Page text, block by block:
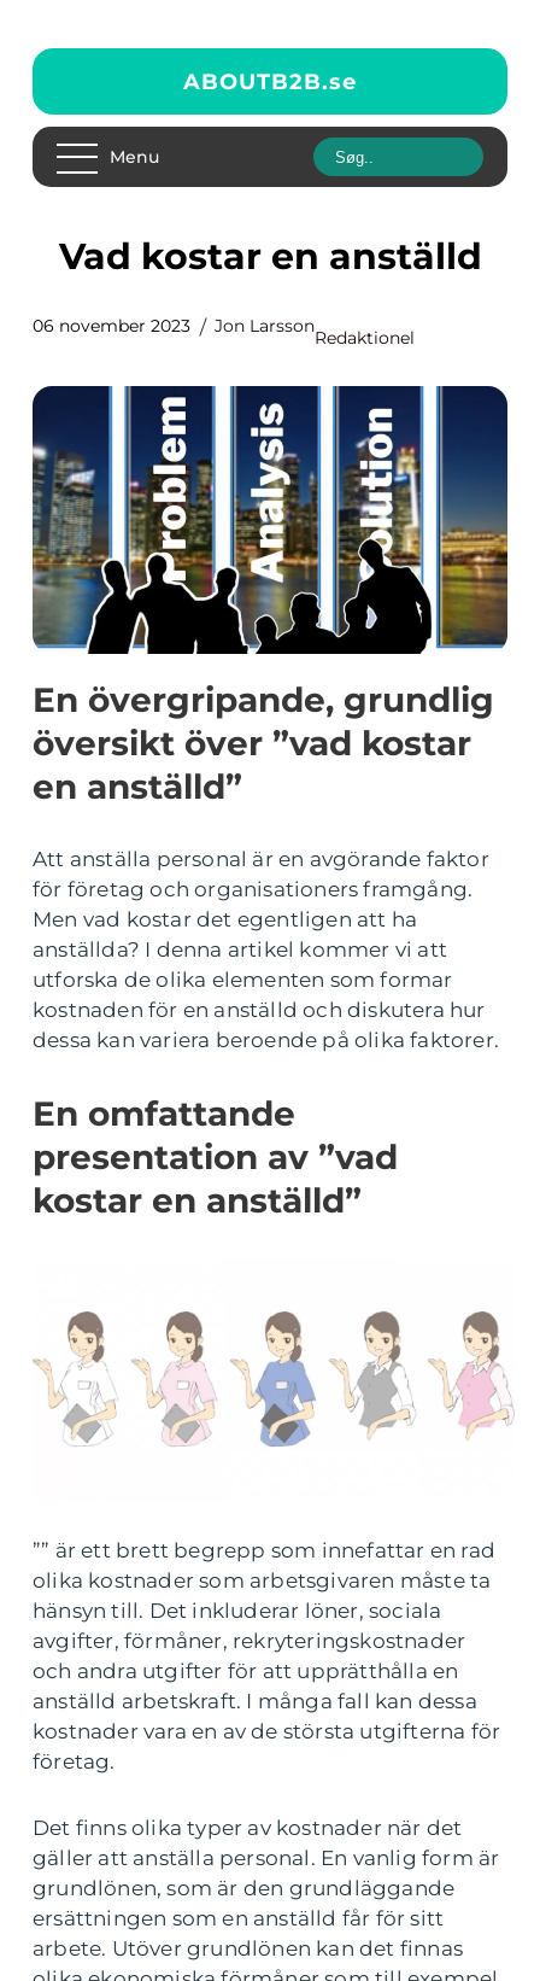
ABOUTB2B.se
Menu
Vad kostar en anställd
06 november 2023 Jon Larsson
Redaktionel
En övergripande, grundlig
översikt över ”vad kostar
en anställd”
Att anställa personal är en avgörande faktor
för företag och organisationers framgång.
Men vad kostar det egentligen att ha
anställda? I denna artikel kommer vi att
utforska de olika elementen som formar
kostnaden för en anställd och diskutera hur
dessa kan variera beroende på olika faktorer.
En omfattande
presentation av ”vad
kostar en anställd”
”” är ett brett begrepp som innefattar en rad
olika kostnader som arbetsgivaren måste ta
hänsyn till. Det inkluderar löner, sociala
avgifter, förmåner, rekryteringskostnader
och andra utgifter för att upprätthålla en
anställd arbetskraft. I många fall kan dessa
kostnader vara en av de största utgifterna för
företag.
Det finns olika typer av kostnader när det
gäller att anställa personal. En vanlig form är
grundlönen, som är den grundläggande
ersättningen som en anställd får för sitt
arbete. Utöver grundlönen kan det finnas